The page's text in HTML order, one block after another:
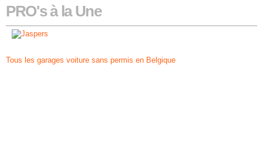
PRO's à la Une
Tous les garages voiture sans permis en Belgique